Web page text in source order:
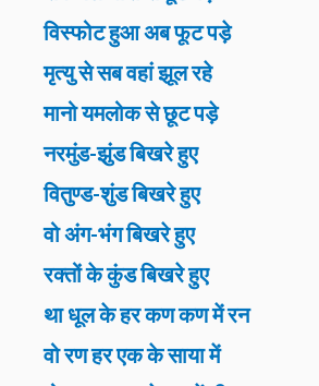
विस्फोट हुआ अब फूट पड़े
मृत्यु से सब वहां झूल रहे
मानो यमलोक से छूट पड़े
नरमुंड-झुंड बिखरे हुए
वितुण्ड-शुंड बिखरे हुए
वो अंग-भंग बिखरे हुए
रक्तों के कुंड बिखरे हुए
था धूल के हर कण कण में रन
वो रण हर एक के साया में